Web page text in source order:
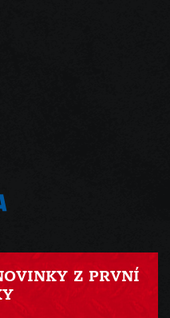
Z PRVNÍ